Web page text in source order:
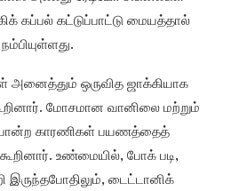
கப்பல் கட்டுப்பாட்டு மையத்தால்
அனைத்தும் ஒருவித ஜாக்கியாக
மோசமான வானிலை மற்றும்
காரணிகள் பயணத்தைத்
உண்மையில், போக் படி,
இருந்தபோதிலும், டைட்டானிக்